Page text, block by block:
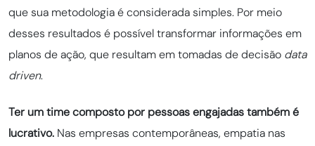
que sua metodologia é considerada simples. Por meio
desses resultados é possível transformar informações em
planos de ação, que resultam em tomadas de decisão data
driven.
Ter um time composto por pessoas engajadas também é
lucrativo. Nas empresas contemporâneas, empatia nas